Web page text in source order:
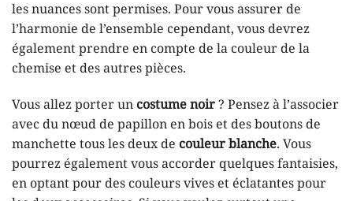
les nuances sont permises. Pour vous assurer de
l’harmonie de l’ensemble cependant, vous devrez
également prendre en compte de la couleur de la
chemise et des autres pièces.
Vous allez porter un costume noir? Pensez à l’associer
avec du nœud de papillon en bois et des boutons de
manchette tous les deux de couleur blanche. Vous
pourrez également vous accorder quelques fantaisies,
en optant pour des couleurs vives et éclatantes pour